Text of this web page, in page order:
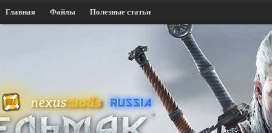
Главная Файлы Полезные статьи